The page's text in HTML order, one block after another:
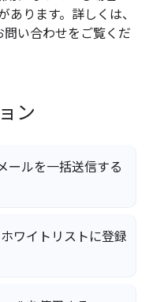
ります。詳しくは、
問い合わせをご覧くだ
ン
ールを一括送信する
ワイトリストに登録